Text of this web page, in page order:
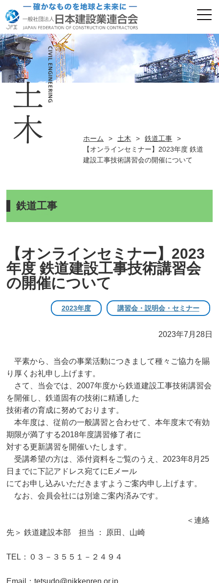
ホーム > 土木 > 鉄道工事
>
【オンラインセミナー】2023年度 鉄道
建設工事技術講習会の開催について
鉄道工事
【オンラインセミナー】2023
年度 鉄道建設工事技術講習会
の開催について
2023年度 講習会・説明会・セミナー
2023年7月28日
平素から、当会の事業活動につきまして種々ご協力を賜
り厚くお礼申し上げます。
さて、当会では、2007年度から鉄道建設工事技術講習会
を開催し、鉄道固有の技術に精通した
技術者の育成に努めております。
本年度は、従前の一般講習と合わせて、本年度末で有効
期限が満了する2018年度講習修了者に
対する更新講習を開催いたします。
受講希望の方は、添付資料をご覧のうえ、2023年8月25
日までに下記アドレス宛てにEメール
にてお申し込みいただきますようご案内申し上げます。
なお、会員会社には別途ご案内済みです。
＜連絡
先＞ 鉄道建設本部 担当 ： 原田、山崎
TEL：０３－３５５１－２４９４
Email：tetsudo@nikkenren.or.jp